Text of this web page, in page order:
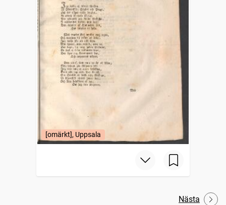
[omärkt], Uppsala
Nästa